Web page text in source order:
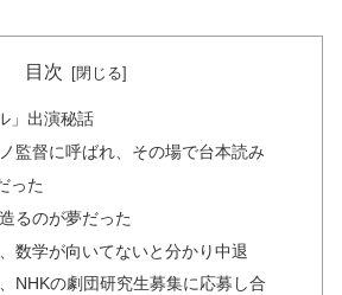
目次
」出演秘話
監督に呼ばれ、その場で台本読み
った
るのが夢だった
数学が向いてないと分かり中退
NHKの劇団研究生募集に応募し合